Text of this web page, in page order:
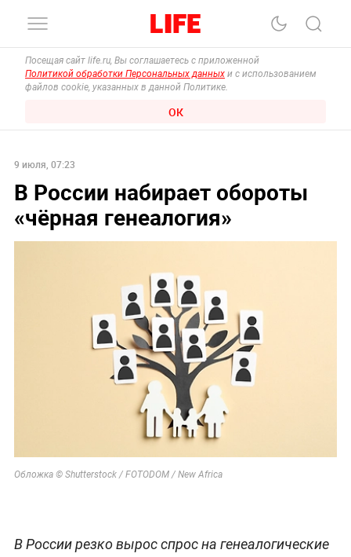
Посещая сайт life.ru, Вы соглашаетесь с приложенной
Политикой обработки Персональных данных и с использованием
файлов cookie, указанных в данной Политике.
ОК
9 июля, 07:23
В России набирает обороты
«чёрная генеалогия»
Обложка © Shutterstock / FOTODOM / New Africa
В России резко вырос спрос на генеалогические